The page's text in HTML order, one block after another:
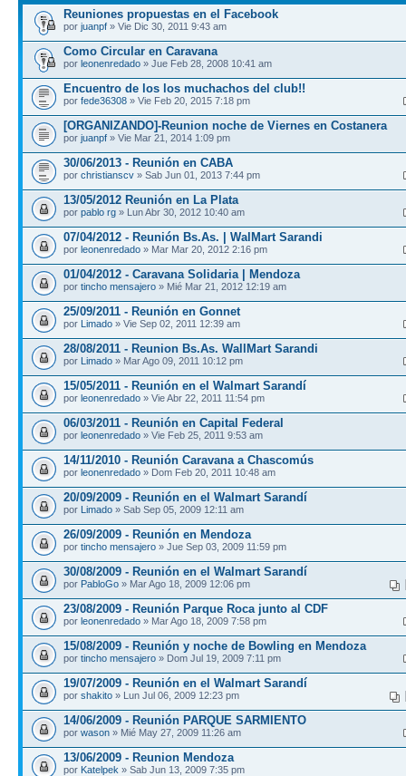
Reuniones propuestas en el Facebook
por juanpf » Vie Dic 30, 2011 9:43 am
Como Circular en Caravana
por leonenredado » Jue Feb 28, 2008 10:41 am
Encuentro de los los muchachos del club!!
por fede36308 » Vie Feb 20, 2015 7:18 pm
[ORGANIZANDO]-Reunion noche de Viernes en Costanera
por juanpf » Vie Mar 21, 2014 1:09 pm
30/06/2013 - Reunión en CABA
por christianscv » Sab Jun 01, 2013 7:44 pm
13/05/2012 Reunión en La Plata
por pablo rg » Lun Abr 30, 2012 10:40 am
07/04/2012 - Reunión Bs.As. | WalMart Sarandi
por leonenredado » Mar Mar 20, 2012 2:16 pm
01/04/2012 - Caravana Solidaria | Mendoza
por tincho mensajero » Mié Mar 21, 2012 12:19 am
25/09/2011 - Reunión en Gonnet
por Limado » Vie Sep 02, 2011 12:39 am
28/08/2011 - Reunion Bs.As. WallMart Sarandi
por Limado » Mar Ago 09, 2011 10:12 pm
15/05/2011 - Reunión en el Walmart Sarandí
por leonenredado » Vie Abr 22, 2011 11:54 pm
06/03/2011 - Reunión en Capital Federal
por leonenredado » Vie Feb 25, 2011 9:53 am
14/11/2010 - Reunión Caravana a Chascomús
por leonenredado » Dom Feb 20, 2011 10:48 am
20/09/2009 - Reunión en el Walmart Sarandí
por Limado » Sab Sep 05, 2009 12:11 am
26/09/2009 - Reunión en Mendoza
por tincho mensajero » Jue Sep 03, 2009 11:59 pm
30/08/2009 - Reunión en el Walmart Sarandí
por PabloGo » Mar Ago 18, 2009 12:06 pm
23/08/2009 - Reunión Parque Roca junto al CDF
por leonenredado » Mar Ago 18, 2009 7:58 pm
15/08/2009 - Reunión y noche de Bowling en Mendoza
por tincho mensajero » Dom Jul 19, 2009 7:11 pm
19/07/2009 - Reunión en el Walmart Sarandí
por shakito » Lun Jul 06, 2009 12:23 pm
14/06/2009 - Reunión PARQUE SARMIENTO
por wason » Mié May 27, 2009 11:26 am
13/06/2009 - Reunion Mendoza
por Katelpek » Sab Jun 13, 2009 7:35 pm